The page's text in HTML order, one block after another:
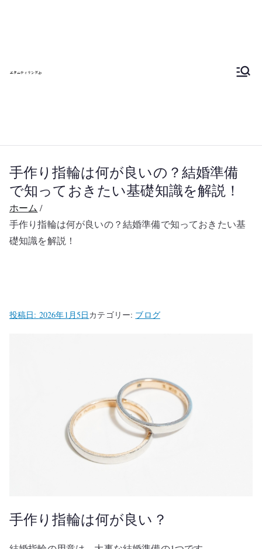
手作り指輪は何が良いの？結婚準備
で知っておきたい基礎知識を解説！
ホーム
手作り指輪は何が良いの？結婚準備で知っておきたい基
礎知識を解説！
投稿日: 2026年1月5日カテゴリー: ブログ
手作り指輪は何が良い？